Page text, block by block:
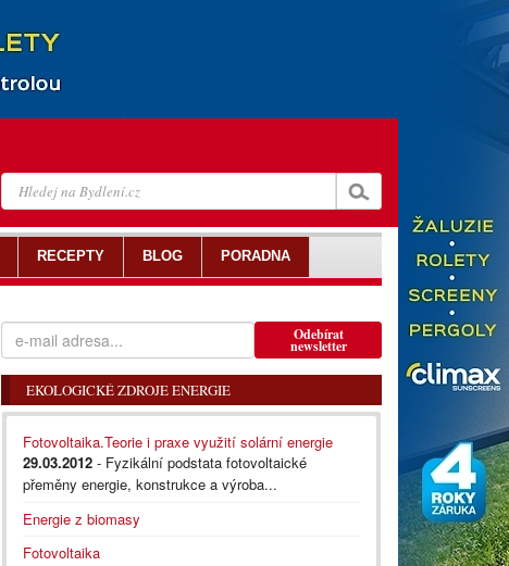
Odebírat
newsletter
EKOLOGICKÉ ZDROJE ENERGIE
Fotovoltaika.Teorie i praxe využití solární energie
29.03.2012 - Fyzikální podstata fotovoltaické
přeměny energie, konstrukce a výroba...
Energie z biomasy
Fotovoltaika
RECEPTY BLOG PORADNA